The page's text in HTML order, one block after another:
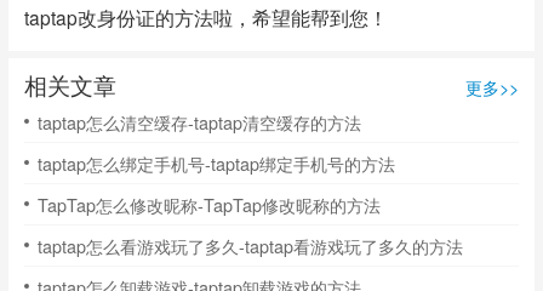
taptap改身份证的方法啦，希望能帮到您！
相关文章
更多>>
taptap怎么清空缓存-taptap清空缓存的方法
taptap怎么绑定手机号-taptap绑定手机号的方法
TapTap怎么修改昵称-TapTap修改昵称的方法
taptap怎么看游戏玩了多久-taptap看游戏玩了多久的方法